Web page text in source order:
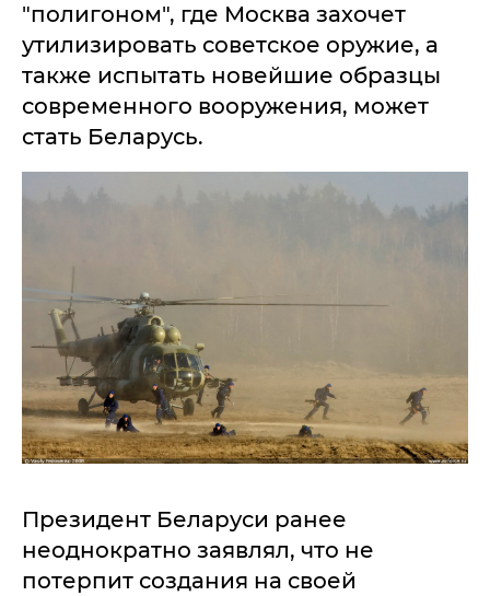
"полигоном", где Москва захочет
утилизировать советское оружие, а
также испытать новейшие образцы
современного вооружения, может
стать Беларусь.
Президент Беларуси ранее
неоднократно заявлял, что не
потерпит создания на своей